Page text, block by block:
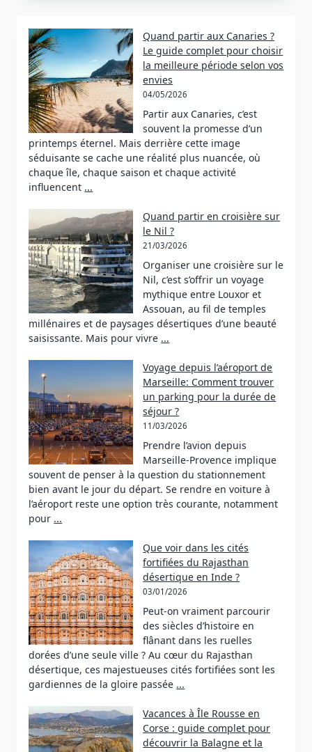
Quand partir aux Canaries ?
Le guide complet pour choisir
la meilleure période selon vos
envies
04/05/2026
Partir aux Canaries, c’est
souvent la promesse d’un
printemps éternel. Mais derrière cette image
séduisante se cache une réalité plus nuancée, où
chaque île, chaque saison et chaque activité
influencent ...
Quand partir en croisière sur
le Nil ?
21/03/2026
Organiser une croisière sur le
Nil, c’est s’offrir un voyage
mythique entre Louxor et
Assouan, au fil de temples
millénaires et de paysages désertiques d’une beauté
saisissante. Mais pour vivre ...
Voyage depuis l’aéroport de
Marseille: Comment trouver
un parking pour la durée de
séjour ?
11/03/2026
Prendre l’avion depuis
Marseille-Provence implique
souvent de penser à la question du stationnement
bien avant le jour du départ. Se rendre en voiture à
l’aéroport reste une option très courante, notamment
pour ...
Que voir dans les cités
fortifiées du Rajasthan
désertique en Inde ?
03/01/2026
Peut-on vraiment parcourir
des siècles d’histoire en
flânant dans les ruelles
dorées d’une seule ville ? Au cœur du Rajasthan
désertique, ces majestueuses cités fortifiées sont les
gardiennes de la gloire passée ...
Vacances à Île Rousse en
Corse : guide complet pour
découvrir la Balagne et la